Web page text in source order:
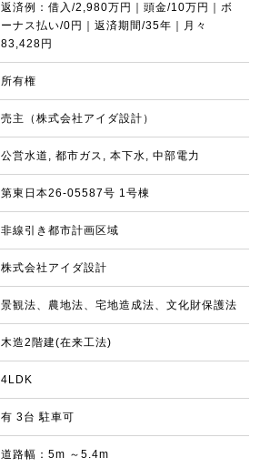
返済例：借入/2,980万円｜頭金/10万円｜ボ
ーナス払い/0円｜返済期間/35年｜月々
83,428円
所有権
売主（株式会社アイダ設計）
公営水道, 都市ガス, 本下水, 中部電力
第東日本26-05587号 1号棟
非線引き都市計画区域
株式会社アイダ設計
景観法、農地法、宅地造成法、文化財保護法
木造2階建(在来工法)
4LDK
有 3台 駐車可
道路幅：5m ～5.4m